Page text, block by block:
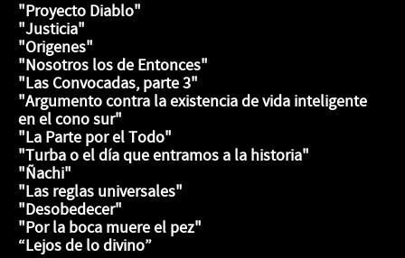
"Proyecto Diablo"
"Justicia"
"Origenes"
"Nosotros los de Entonces"
"Las Convocadas, parte 3"
"Argumento contra la existencia de vida inteligente
en el cono sur"
"La Parte por el Todo"
"Turba o el día que entramos a la historia"
"Ñachi"
"Las reglas universales"
"Desobedecer"
"Por la boca muere el pez"
“Lejos de lo divino”